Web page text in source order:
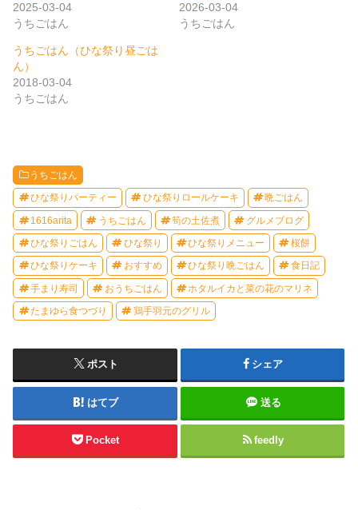
2025-03-04
うちごはん
2026-03-04
うちごはん
うちごはん（ひな祭り昼ごは
ん）
2018-03-04
うちごはん
うちごはん
ひな祭りパーティー ひな祭りロールケーキ 晩ごはん
1616arita うちごはん 筍の土佐煮 グルメブログ
ひな祭りごはん ひな祭り ひな祭りメニュー 桜餅
ひな祭りケーキ おすすめ ひな祭り晩ごはん 食日記
手まり寿司 おうちごはん ホタルイカと菜の花のマリネ
たまゆら食つづり 鶏手羽元のグリル
ポスト シェア
はてブ 送る
Pocket feedly